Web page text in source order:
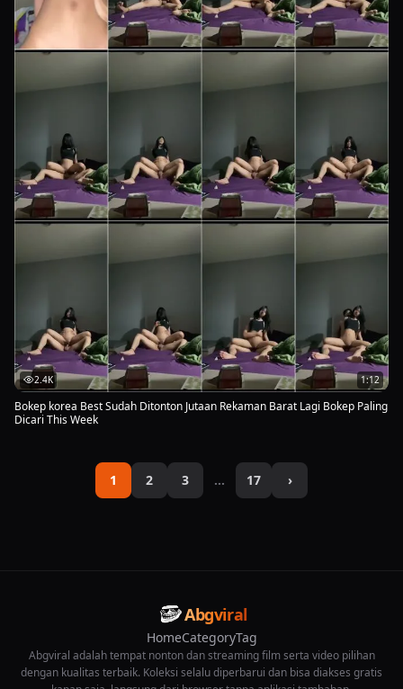
2.4K 1:12
Bokep korea Best Sudah Ditonton Jutaan Rekaman Barat Lagi Bokep Paling
Dicari This Week
1 2 3 … 17 ›
Abgviral
HomeCategoryTag
Abgviral adalah tempat nonton dan streaming film serta video pilihan
dengan kualitas terbaik. Koleksi selalu diperbarui dan bisa diakses gratis